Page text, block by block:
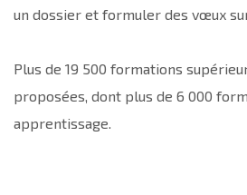
un dossier et formuler des vœux
Plus de 19 500 formations
proposées, dont plus de 6 000
apprentissage.